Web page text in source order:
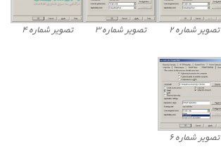
تصویر شماره ۲
تصویر شماره ۳ تصویر شماره ۴
تصویر شماره ۶